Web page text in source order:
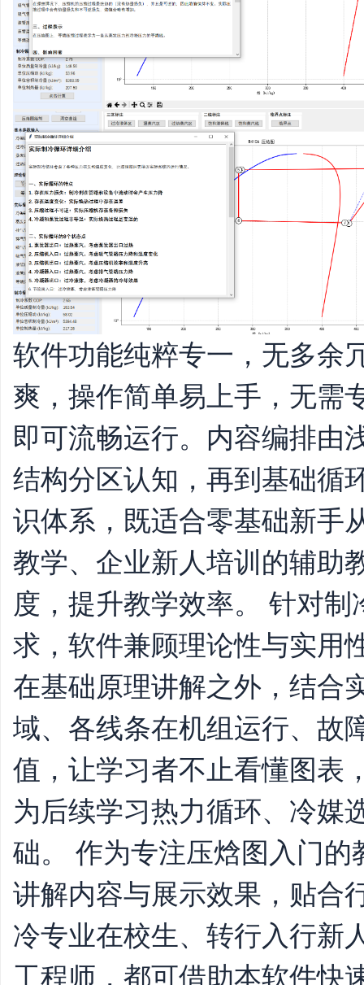
软件功能纯粹专一，无多余
爽，操作简单易上手，无需
即可流畅运行。内容编排由
结构分区认知，再到基础循
识体系，既适合零基础新手
教学、企业新人培训的辅助
度，提升教学效率。 针对
求，软件兼顾理论性与实用
在基础原理讲解之外，结合
域、各线条在机组运行、故
值，让学习者不止看懂图表
为后续学习热力循环、冷媒
础。 作为专注压焓图入门的
讲解内容与展示效果，贴合
冷专业在校生、转行入行新
工程师，都可借助本软件快